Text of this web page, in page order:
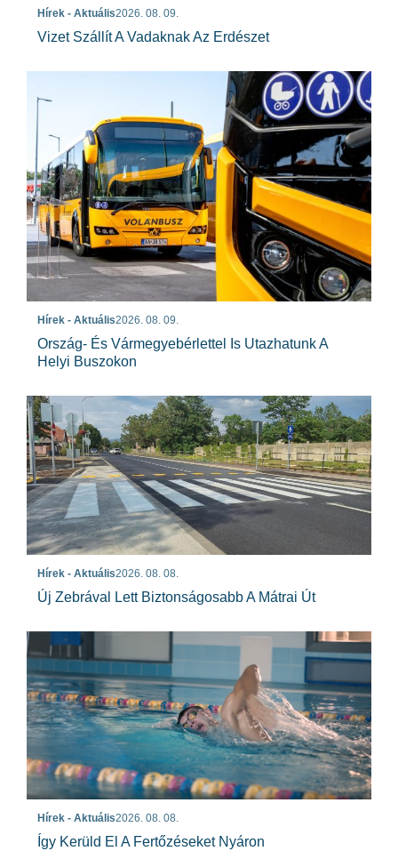
Hírek - Aktuális2026. 08. 09.
Vizet Szállít A Vadaknak Az Erdészet
Hírek - Aktuális2026. 08. 09.
Ország- És Vármegyebérlettel Is Utazhatunk A
Helyi Buszokon
Hírek - Aktuális2026. 08. 08.
Új Zebrával Lett Biztonságosabb A Mátrai Út
Hírek - Aktuális2026. 08. 08.
Így Kerüld El A Fertőzéseket Nyáron